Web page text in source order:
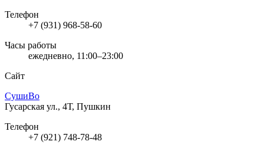
Телефон
+7 (931) 968-58-60
Часы работы
ежедневно, 11:00–23:00
Сайт
СушиВо
Гусарская ул., 4Т, Пушкин
Телефон
+7 (921) 748-78-48